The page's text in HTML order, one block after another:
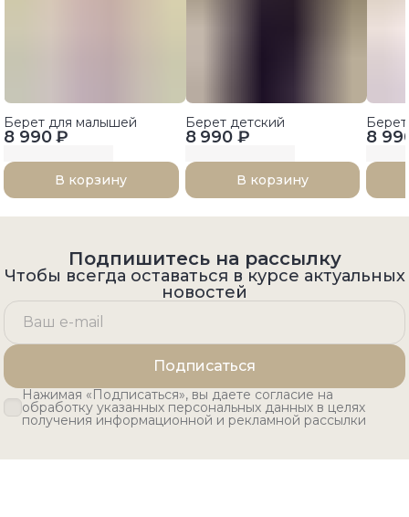
8 990 ₽
Берет для малышей
В корзину
8 990 ₽
Берет детский
В корзину
8
Подпишитесь на рассылку
Чтобы всегда оставаться в курсе актуальных
новостей
Подписаться
Нажимая «Подписаться», вы даете согласие на
обработку указанных персональных данных в целях
получения информационной и рекламной рассылки